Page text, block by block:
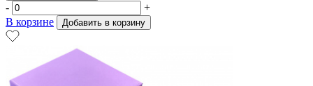
-
+
В корзине
Добавить в корзину